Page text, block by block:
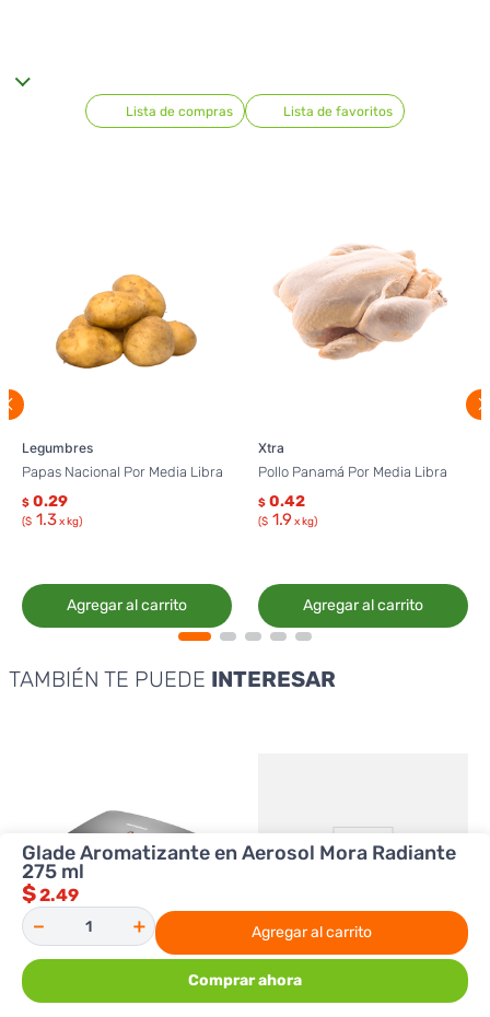
Lista de compras Lista de favoritos
Legumbres
Papas Nacional Por Media Libra
$ 0.29
($ 1.3x kg)
Agregar al carrito
Xtra
Pollo Panamá Por Media Libra
$ 0.42
($ 1.9 x kg)
Agregar al carrito
TAMBIÉN TE PUEDE INTERESAR
Premier
HomePower
Glade Aromatizante en Aerosol Mora Radiante
275 ml
$2.49
＋
－ Agregar al carrito
Comprar ahora